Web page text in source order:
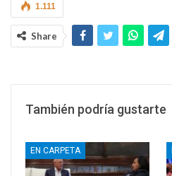
1.111
Share
También podría gustarte
EN CARPETA